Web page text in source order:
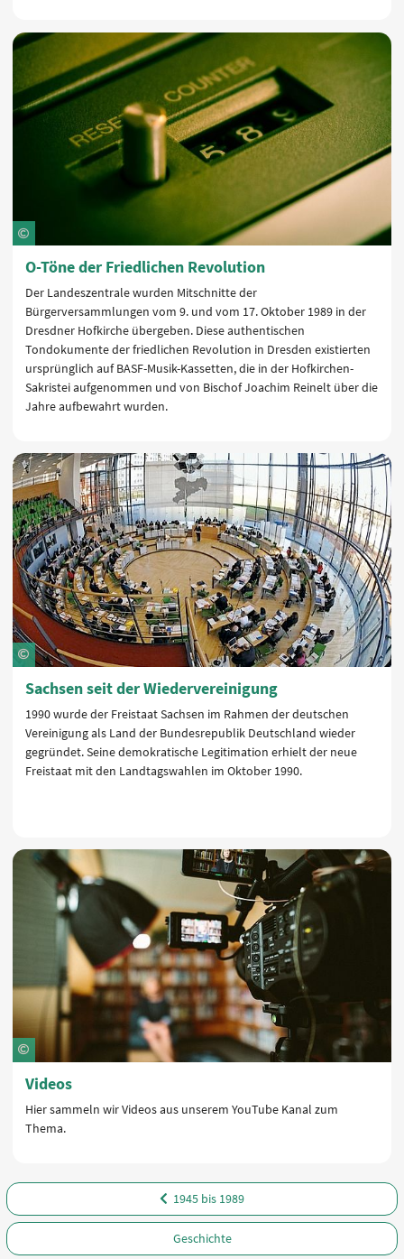
O-Töne der Friedlichen Revolution
Der Landeszentrale wurden Mitschnitte der
Bürgerversammlungen vom 9. und vom 17. Oktober 1989 in der
Dresdner Hofkirche übergeben. Diese authentischen
Tondokumente der friedlichen Revolution in Dresden existierten
ursprünglich auf BASF-Musik-Kassetten, die in der Hofkirchen-
Sakristei aufgenommen und von Bischof Joachim Reinelt über die
Jahre aufbewahrt wurden.
Sachsen seit der Wiedervereinigung
1990 wurde der Freistaat Sachsen im Rahmen der deutschen
Vereinigung als Land der Bundesrepublik Deutschland wieder
gegründet. Seine demokratische Legitimation erhielt der neue
Freistaat mit den Landtagswahlen im Oktober 1990.
Videos
Hier sammeln wir Videos aus unserem YouTube Kanal zum
Thema.
1945 bis 1989
Geschichte